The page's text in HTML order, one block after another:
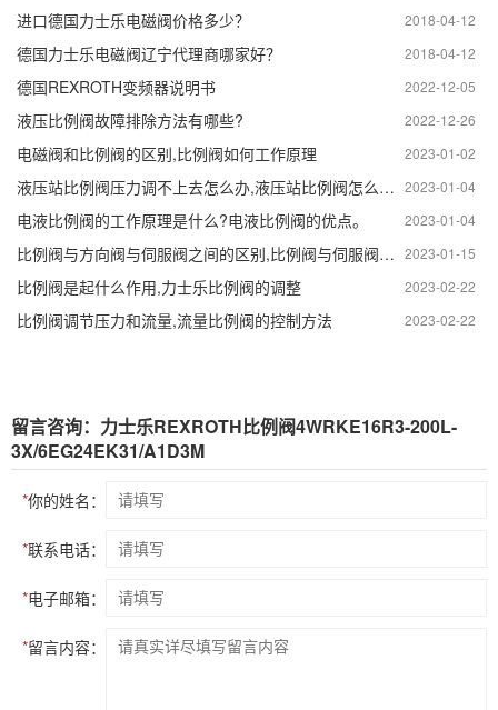
2018-04-12
进口德国力士乐电磁阀价格多少？
2018-04-12
德国力士乐电磁阀辽宁代理商哪家好？
2022-12-05
德国REXROTH变频器说明书
2022-12-26
液压比例阀故障排除方法有哪些?
2023-01-02
电磁阀和比例阀的区别,比例阀如何工作原理
2023-01-04
液压站比例阀压力调不上去怎么办,液压站比例阀怎么调节
2023-01-04
电液比例阀的工作原理是什么?电液比例阀的优点。
2023-01-15
比例阀与方向阀与伺服阀之间的区别,比例阀与伺服阀技术
2023-02-22
比例阀是起什么作用,力士乐比例阀的调整
2023-02-22
比例阀调节压力和流量,流量比例阀的控制方法
留言咨询：力士乐REXROTH比例阀4WRKE16R3-200L-
3X/6EG24EK31/A1D3M
*你的姓名：
*联系电话：
*电子邮箱：
*留言内容：